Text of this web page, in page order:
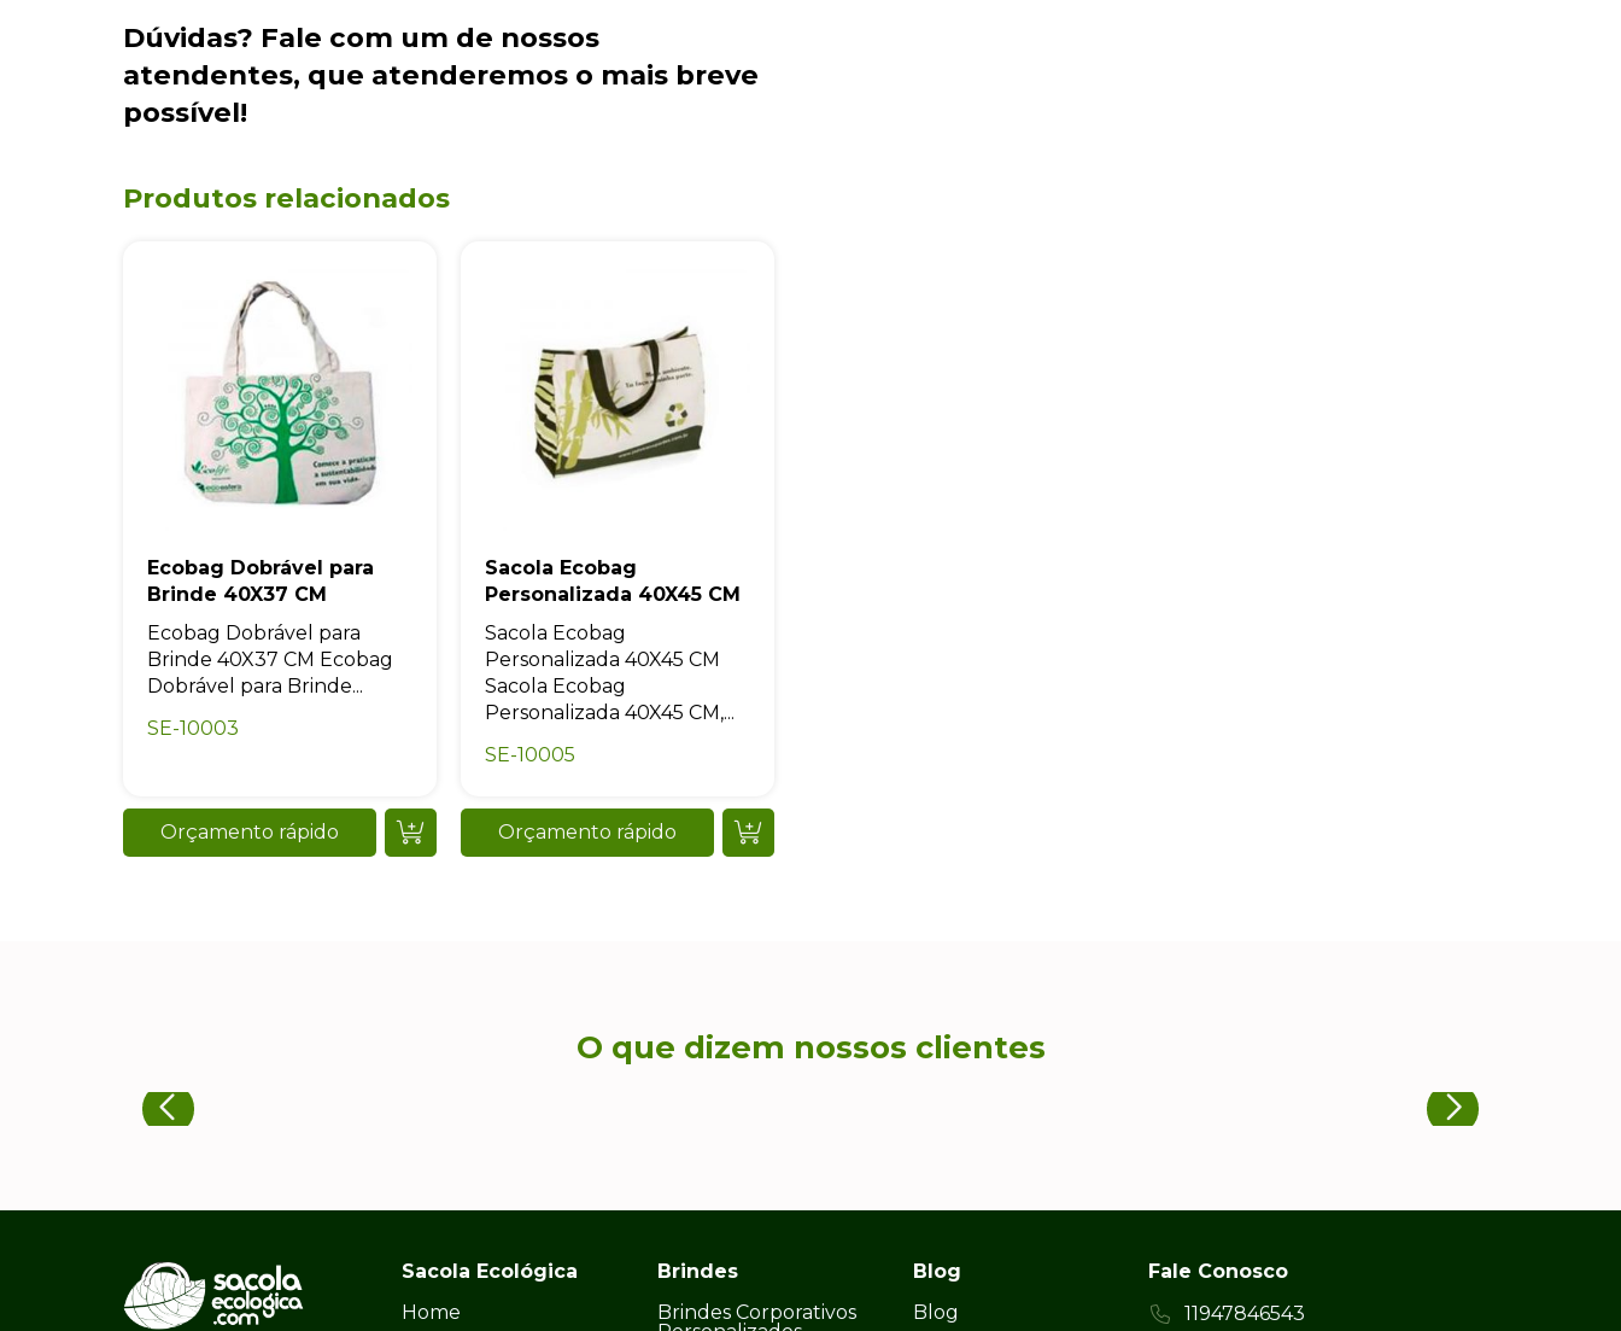
Dúvidas? Fale com um de nossos
atendentes, que atenderemos o mais breve
possível!
Produtos relacionados
Ecobag Dobrável para
Brinde 40X37 CM
Ecobag Dobrável para
Brinde 40X37 CM Ecobag
Dobrável para Brinde...
SE-10003
Orçamento rápido
Sacola Ecobag
Personalizada 40X45 CM
Sacola Ecobag
Personalizada 40X45 CM
Sacola Ecobag
Personalizada 40X45 CM,...
SE-10005
Orçamento rápido
O que dizem nossos clientes
Sacola Ecológica
Home
Brindes
Brindes Corporativos
Blog
Blog
Fale Conosco
11947846543
Eu concordo em receber comunicações.
A nossa empresa está comprometida a proteger e respeitar sua
privacidade, utilizaremos seus dados apenas para fins de
marketing. Você pode alterar suas preferências a qualquer
momento.